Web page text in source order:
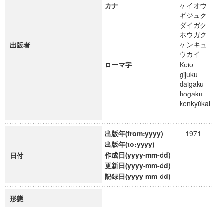
出版者
カナ
ケイオウ
ギジュク
ダイガク
ホウガク
ケンキュ
ウカイ
ローマ字
Keiō
gijuku
daigaku
hōgaku
kenkyūkai
日付
出版年(from:yyyy)
1971
出版年(to:yyyy)
作成日(yyyy-mm-dd)
更新日(yyyy-mm-dd)
記録日(yyyy-mm-dd)
形態